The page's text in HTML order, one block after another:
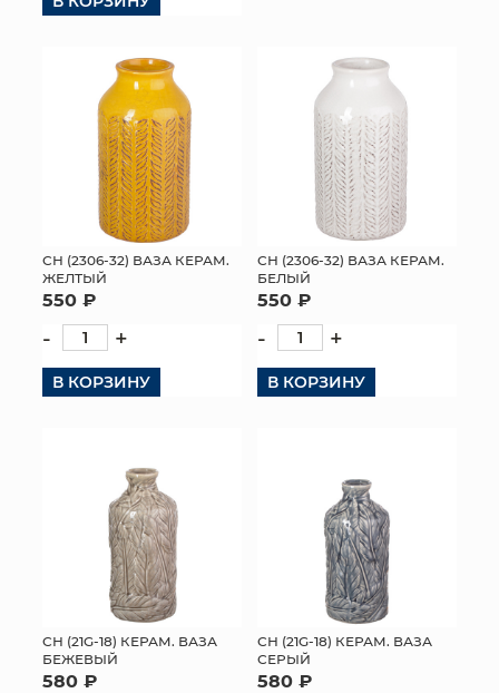
СН (2306-32) ВАЗА КЕРАМ.
ЖЕЛТЫЙ
550 ₽
- +
В КОРЗИНУ
СН (2306-32) ВАЗА КЕРАМ.
БЕЛЫЙ
550 ₽
- +
В КОРЗИНУ
СН (21G-18) КЕРАМ. ВАЗА
БЕЖЕВЫЙ
580 ₽
СН (21G-18) КЕРАМ. ВАЗА
СЕРЫЙ
580 ₽